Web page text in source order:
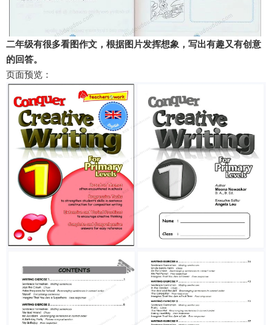
二年级有很多看图作文，根据图片发挥想象，写出有趣又有创意
的回答。
页面预览：